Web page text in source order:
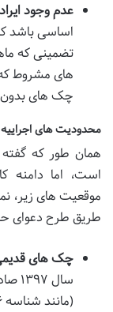
عدم وجود
اساسی باشد
تضمینی که
های مشروط
چک های بدون
محدودیت های
همان طور که
است، اما دامنه
موقعیت های زیر،
طریق طرح دعوای
چک های